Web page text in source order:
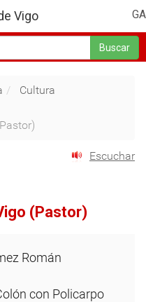
GA
Vigo
Buscar
Cultura
Escuchar
(Pastor)
Román
con Policarpo